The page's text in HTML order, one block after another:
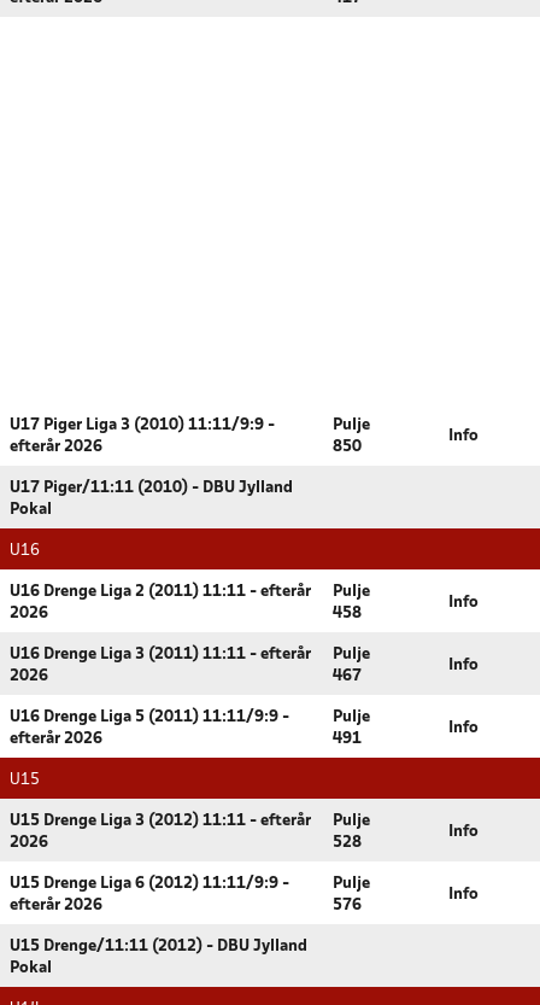
U17 Piger Liga 3 (2010) 11:11/9:9 -
efterår 2026
Pulje
850
Info
U17 Piger/11:11 (2010) - DBU Jylland
Pokal
U16
U16 Drenge Liga 2 (2011) 11:11 - efterår
2026
Pulje
458
Info
U16 Drenge Liga 3 (2011) 11:11 - efterår
2026
Pulje
467
Info
U16 Drenge Liga 5 (2011) 11:11/9:9 -
efterår 2026
Pulje
491
Info
U15
U15 Drenge Liga 3 (2012) 11:11 - efterår
2026
Pulje
528
Info
U15 Drenge Liga 6 (2012) 11:11/9:9 -
efterår 2026
Pulje
576
Info
U15 Drenge/11:11 (2012) - DBU Jylland
Pokal